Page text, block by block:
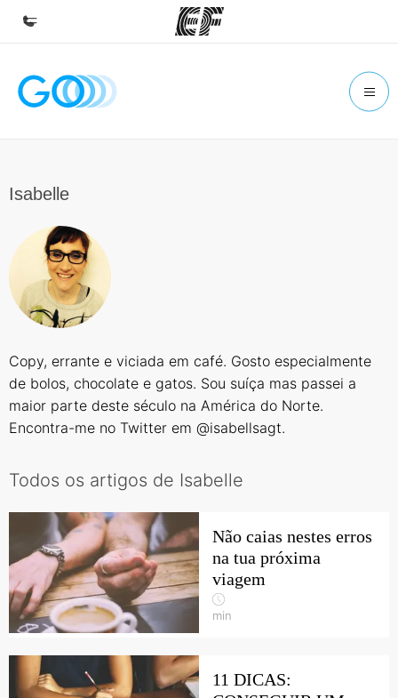
Início
Encontre um escritório
Sobre nós
Quem somos
Junte-se a nós
Isabelle
Copy, errante e viciada em café. Gosto especialmente
de bolos, chocolate e gatos. Sou suíça mas passei a
maior parte deste século na América do Norte.
Encontra-me no Twitter em @isabellsagt.
Todos os artigos de Isabelle
Não caias nestes erros
na tua próxima
viagem
min
11 DICAS: